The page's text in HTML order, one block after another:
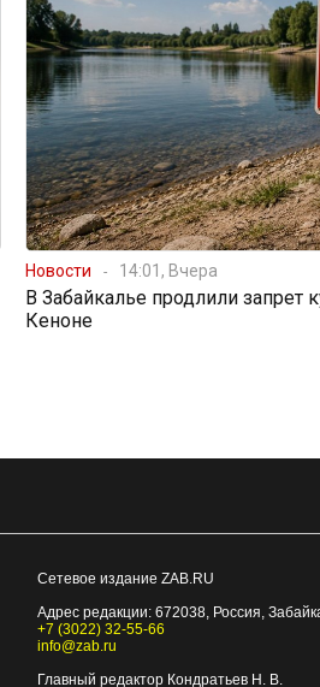
Новости 14:01, Вчера
В Забайкалье продлили запрет
Кеноне
Сетевое издание ZAB.RU
Адрес редакции: 672038, Россия,
+7 (3022) 32-55-66
info@zab.ru
Главный редактор Кондратьев Н. В.